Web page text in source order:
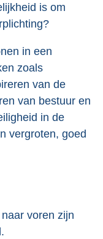
is om
in een
zoals
van de
van bestuur en
in de
vergroten, goed
voren zijn